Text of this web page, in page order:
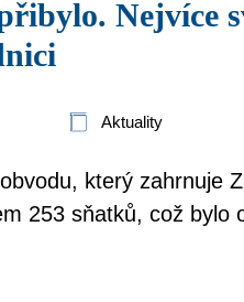
Aktuality
který zahrnuje
253 sňatků, což bylo